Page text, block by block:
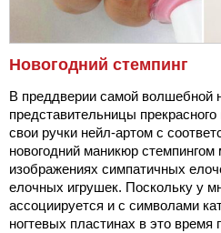
Новогодний стемпинг
В преддверии самой волшебной
представительницы
свои ручки нейл-артом с
новогодний маникюр
изображениях симпатичных
елочных игрушек. Поскольку у
ассоциируется и с символами
ногтевых пластинах в это время